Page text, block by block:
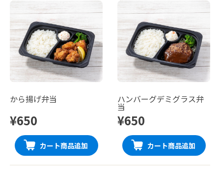
から揚げ弁当
¥650
カート商品追加
ハンバーグデミグラス弁
当
¥650
カート商品追加